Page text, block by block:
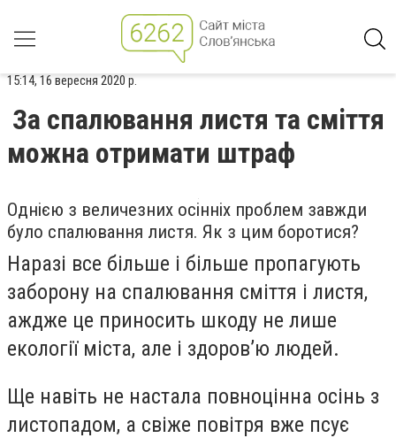
15:14, 16 вересня 2020 р.
За спалювання листя та сміття
можна отримати штраф
Однією з величезних осінніх проблем завжди
було спалювання листя. Як з цим боротися?
Наразі все більше і більше пропагують
заборону на спалювання сміття і листя,
аждже це приносить шкоду не лише
екології міста, але і здоров’ю людей.
Ще навіть не настала повноцінна осінь з
листопадом, а свіже повітря вже псує